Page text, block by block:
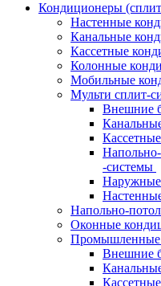
Кондиционеры
Настенные
Канальные
Кассетные
Колонные
Мобильные
Мульти сплит-
Внешние
-системы
Наружные
Напольно-
Оконные
Промышленные
Внешние